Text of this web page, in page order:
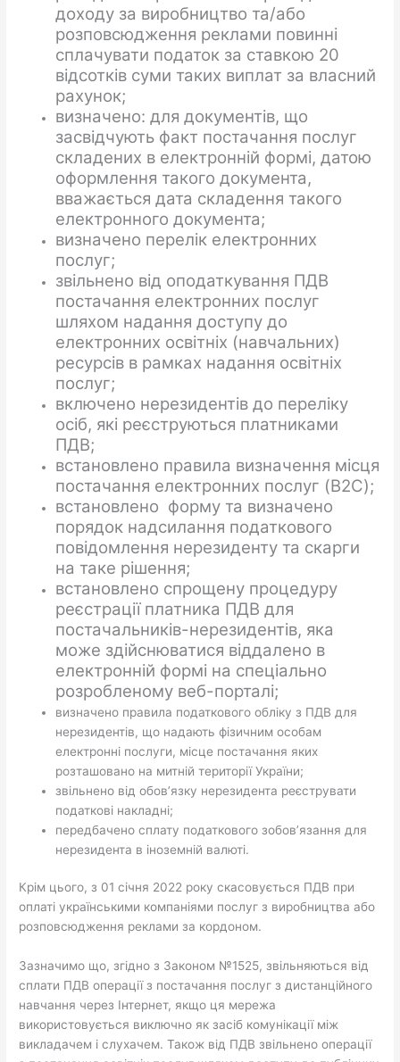
доходу за виробництво та/або
розповсюдження реклами повинні
сплачувати податок за ставкою 20
відсотків суми таких виплат за власний
рахунок;
визначено: для документів, що
засвідчують факт постачання послуг
складених в електронній формі, датою
оформлення такого документа,
вважається дата складення такого
електронного документа;
визначено перелік електронних
послуг;
звільнено від оподаткування ПДВ
постачання електронних послуг
шляхом надання доступу до
електронних освітніх (навчальних)
ресурсів в рамках надання освітніх
послуг;
включено нерезидентів до переліку
осіб, які реєструються платниками
ПДВ;
встановлено правила визначення місця
постачання електронних послуг (B2C);
встановлено форму та визначено
порядок надсилання податкового
повідомлення нерезиденту та скарги
на таке рішення;
встановлено спрощену процедуру
реєстрації платника ПДВ для
постачальників-нерезидентів, яка
може здійснюватися віддалено в
електронній формі на спеціально
розробленому веб-порталі;
визначено правила податкового обліку з ПДВ для
нерезидентів, що надають фізичним особам
електронні послуги, місце постачання яких
розташовано на митній території України;
звільнено від обов’язку нерезидента реєструвати
податкові накладні;
передбачено сплату податкового зобов’язання для
нерезидента в іноземній валюті.
Крім цього, з 01 січня 2022 року скасовується ПДВ при
оплаті українськими компаніями послуг з виробництва або
розповсюдження реклами за кордоном.
Зазначимо що, згідно з Законом №1525, звільняються від
сплати ПДВ операції з постачання послуг з дистанційного
навчання через Інтернет, якщо ця мережа
використовується виключно як засіб комунікації між
викладачем і слухачем. Також від ПДВ звільнено операції